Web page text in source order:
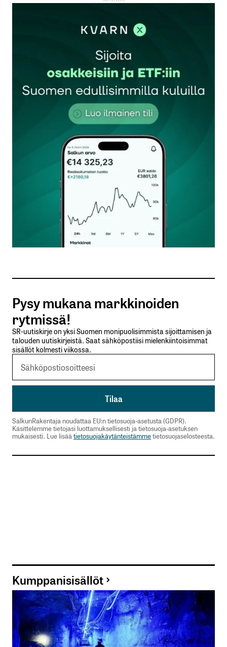
kirjautua
rekisteröityä
Sähköpostiosoitettasi ei julkaista.Pakolliset
kentät on merkitty*
Kommentti*
Nimesi tai nimimerkkisi
Sähköpostiosoitteesi
Tilaa SalkunRakentajan uutiskirje
Lähetä kommentti
Pysy mukana markkinoiden
rytmissä!
SR-uutiskirje on yksi Suomen monipuolisimmista sijoittamisen ja
talouden uutiskirjeistä. Saat sähköpostiisi mielenkiintoisimmat
sisällöt kolmesti viikossa.
SalkunRakentaja noudattaa EU:n tietosuoja-asetusta (GDPR).
Käsittelemme tietojasi luottamuksellisesti ja tietosuoja-asetuksen
mukaisesti. Lue lisää tietosuojakäytänteistämmetietosuojaselosteesta.
Kumppanisisällöt